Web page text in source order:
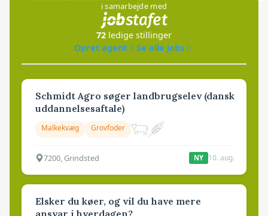
i samarbejde med
72 ledige stillinger
Opret agent
Se alle jobs
Schmidt Agro søger landbrugselev (dansk
uddannelsesaftale)
Malkekvæg Grovfoder
7200, Grindsted NY 10. aug.
Elsker du køer, og vil du have mere